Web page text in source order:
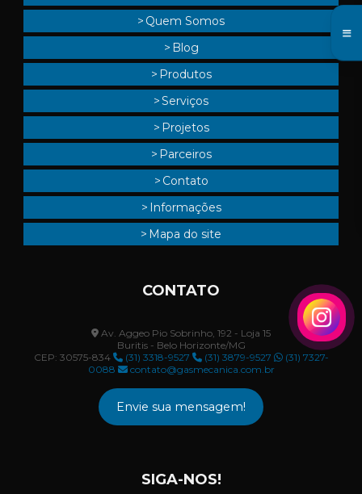
Quem Somos
Blog
Produtos
Serviços
Projetos
Parceiros
Contato
Informações
Mapa do site
CONTATO
Av. Aggeo Pio Sobrinho, 192 - Loja 15
Buritis - Belo Horizonte/MG
CEP: 30575-834
(31) 3318-9527 (31) 3879-9527
(31) 7327-
0088
contato@gasmecanica.com.br
Envie sua mensagem!
SIGA-NOS!